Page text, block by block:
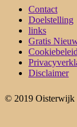
Contact
Doelstelling
links
Gratis
Cookiebeleid
Disclaimer
© 2019 Oisterwijk